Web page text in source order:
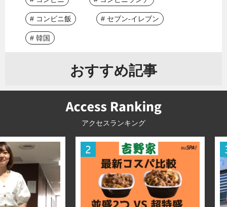
# コンビニ飯 # セブン-イレブン
# 韓国
おすすめ記事
アクセスランキング